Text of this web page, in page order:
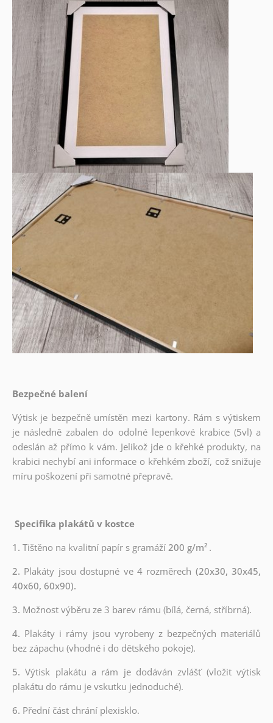
Bezpečné balení
Výtisk je bezpečně umístěn mezi kartony. Rám s výtiskem
je následně zabalen do odolné lepenkové krabice (5vl) a
odeslán až přímo k vám. Jelikož jde o křehké produkty, na
krabici nechybí ani informace o křehkém zboží, což snižuje
míru poškození při samotné přepravě.
Specifika plakátů v kostce
1. Tištěno na kvalitní papír s gramáží200 g/m² .
2. Plakáty jsou dostupné ve 4 rozměrech (20x30, 30x45,
40x60, 60x90).
3. Možnost výběru ze 3 barev rámu (bílá, černá, stříbrná).
4. Plakáty i rámy jsou vyrobeny z bezpečných materiálů
bez zápachu (vhodné i do dětského pokoje).
5.Výtisk plakátu a rám je dodáván zvlášť (vložit výtisk
plakátu do rámu je vskutku jednoduché).
6. Přední část chrání plexisklo.